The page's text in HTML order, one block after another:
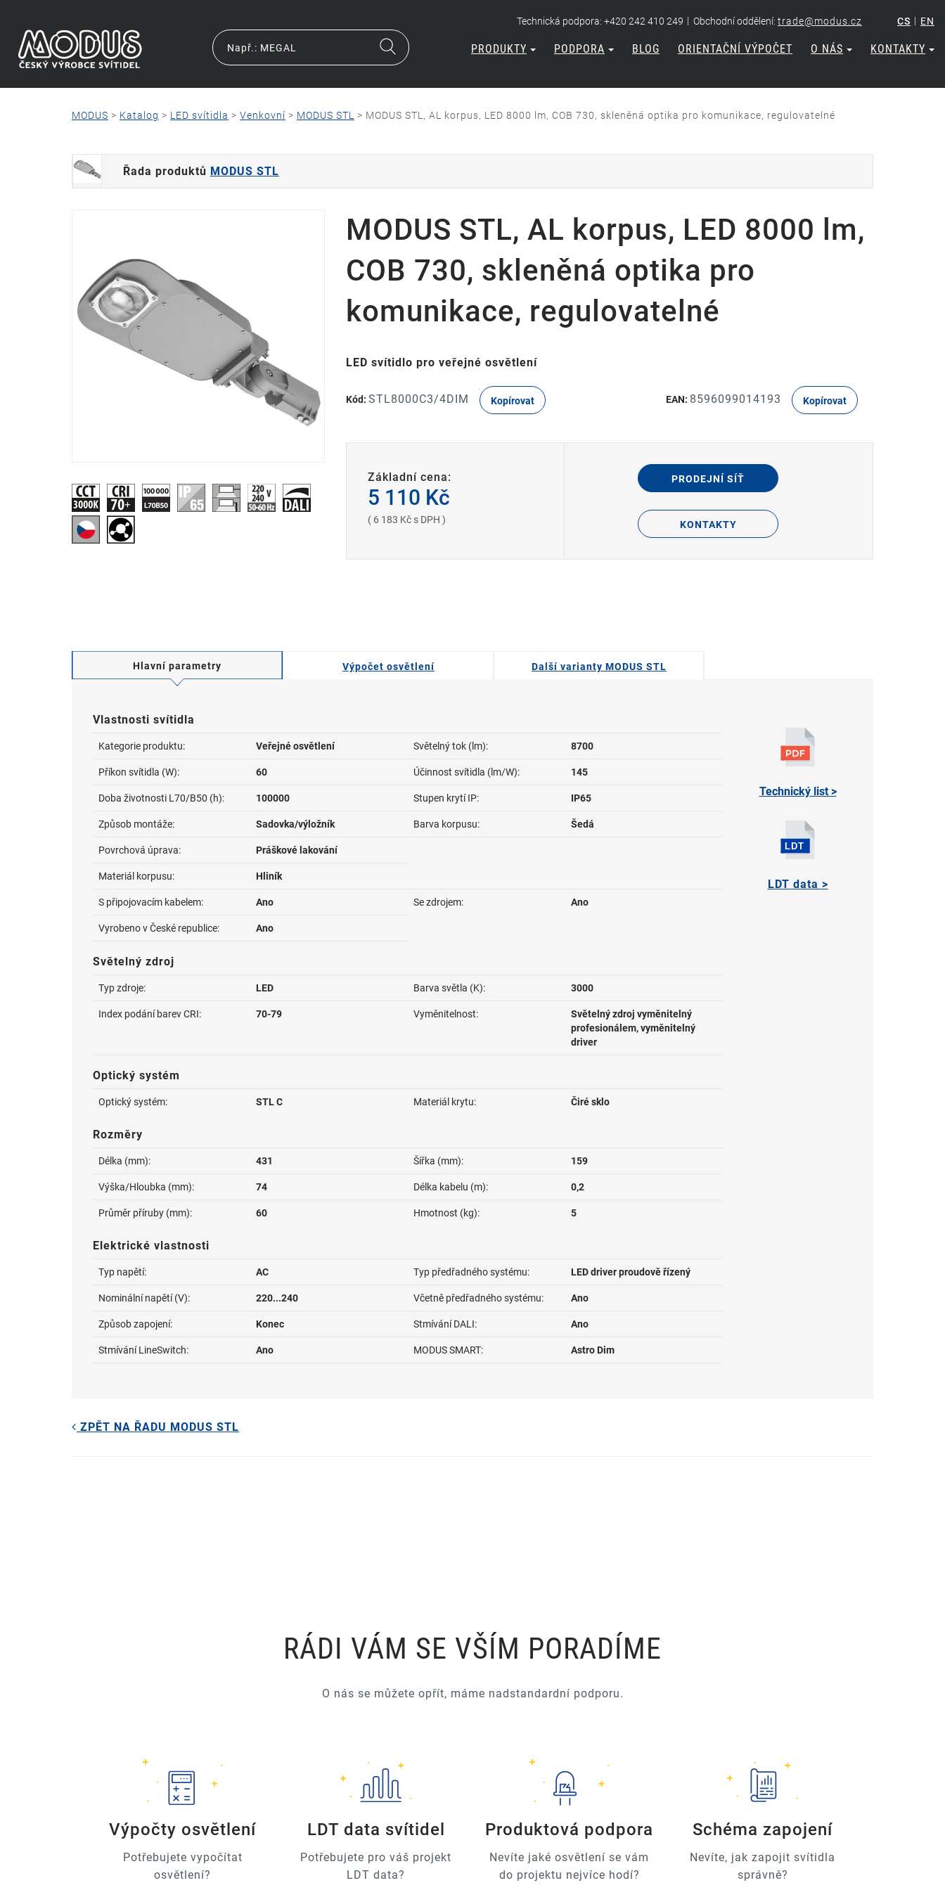
Technická podpora: +420 242 410 249 | Obchodní oddělení: trade@modus.cz CS | EN
PRODUKTY PODPORA BLOG ORIENTAČNÍ VÝPOČET O NÁS KONTAKTY
MODUS > Katalog > LED svítidla > Venkovní > MODUS STL > MODUS STL, AL korpus, LED 8000 lm, COB 730, skleněná optika pro komunikace, regulovatelné
Řada produktů MODUS STL
MODUS STL, AL korpus, LED 8000 lm,
COB 730, skleněná optika pro
komunikace, regulovatelné
LED svítidlo pro veřejné osvětlení
Kód: STL8000C3/4DIM Kopírovat EAN: 8596099014193 Kopírovat
Základní cena:
5 110 Kč
( 6 183 Kč s DPH )
PRODEJNÍ SÍŤ
KONTAKTY
Hlavní parametry Výpočet osvětlení Další varianty MODUS STL
Vlastnosti svítidla
Kategorie produktu: Veřejné osvětlení Světelný tok (lm): 8700
Příkon svítidla (W): 60 Účinnost svítidla (lm/W): 145
Doba životnosti L70/B50 (h): 100000 Stupen krytí IP: IP65
Způsob montáže: Sadovka/výložník Barva korpusu: Šedá
Povrchová úprava: Práškové lakování
Materiál korpusu: Hliník
S připojovacím kabelem: Ano Se zdrojem: Ano
Vyrobeno v České republice: Ano
Světelný zdroj
Typ zdroje: LED Barva světla (K): 3000
Index podání barev CRI: 70-79 Vyměnitelnost:
Světelný zdroj vyměnitelný
profesionálem, vyměnitelný
driver
Optický systém
Optický systém: STL C Materiál krytu: Čiré sklo
Rozměry
Délka (mm): 431 Šířka (mm): 159
Výška/Hloubka (mm): 74 Délka kabelu (m): 0,2
Průměr příruby (mm): 60 Hmotnost (kg): 5
Elektrické vlastnosti
Typ napětí: AC Typ předřadného systému: LED driver proudově řízený
Nominální napětí (V): 220...240 Včetně předřadného systému: Ano
Způsob zapojení: Konec Stmívání DALI: Ano
Stmívání LineSwitch: Ano MODUS SMART: Astro Dim
Technický list >
LDT data >
ZPĚT NA ŘADU MODUS STL
RÁDI VÁM SE VŠÍM PORADÍME
O nás se můžete opřít, máme nadstandardní podporu.
Výpočty osvětlení
Potřebujete vypočítat
osvětlení?
LDT data svítidel
Potřebujete pro váš projekt
LDT data?
Produktová podpora
Nevíte jaké osvětlení se vám
do projektu nejvíce hodí?
Schéma zapojení
Nevíte, jak zapojit svítidla
správně?